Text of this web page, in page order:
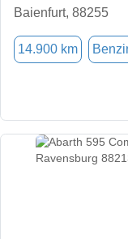
Baienfurt, 88255
14.900 km